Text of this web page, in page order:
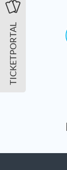
TICKETPORTAL